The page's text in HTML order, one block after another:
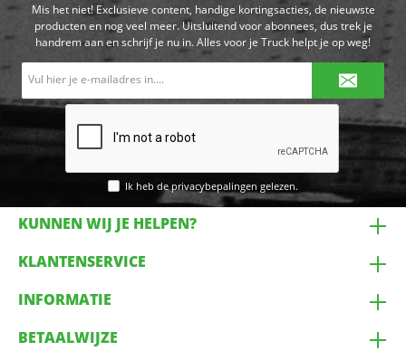
Mis het niet! Exclusieve content, handige kortingsacties, de nieuwste
producten en nog veel meer. Uitsluitend voor abonnees, dus trek je
handrem aan en schrijf je nu in. Alles voor je Truck helpt je op weg!
Ik heb deprivacybepalingen gelezen.
KUNNEN WIJ JE HELPEN?
KLANTENSERVICE
INFORMATIE
BETAALWIJZE